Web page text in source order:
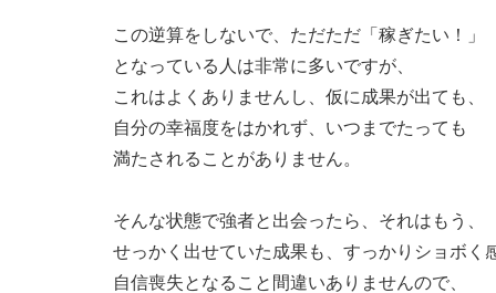
この逆算をしないで、ただただ「稼ぎたい！」
となっている人は非常に多いですが、
これはよくありませんし、仮に成果が出ても、
自分の幸福度をはかれず、いつまでたっても
満たされることがありません。
そんな状態で強者と出会ったら、それはもう、
せっかく出せていた成果も、すっかりショボく
自信喪失となること間違いありませんので、